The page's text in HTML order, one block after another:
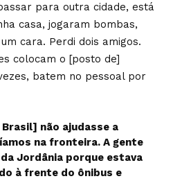
para outra cidade, está
casa, jogaram bombas,
cara. Perdi dois amigos.
colocam o [posto de]
batem no pessoal por
não ajudasse a
na fronteira. A gente
Jordânia porque estava
à frente do ônibus e